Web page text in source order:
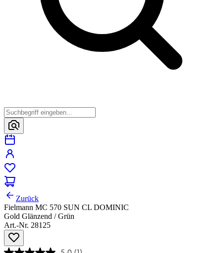
Zurück
Fielmann MC 570 SUN CL DOMINIC
Gold Glänzend / Grün
Art.-Nr. 28125